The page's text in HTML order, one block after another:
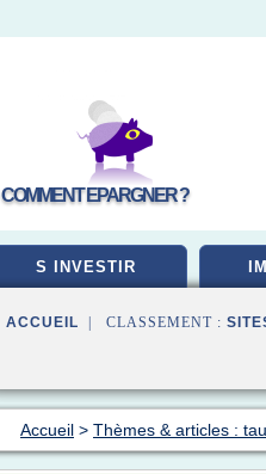
COMMENT EPARGNER ?
S INVESTIR
ACCUEIL | CLASSEMENT :
Accueil > Thèmes & articles :